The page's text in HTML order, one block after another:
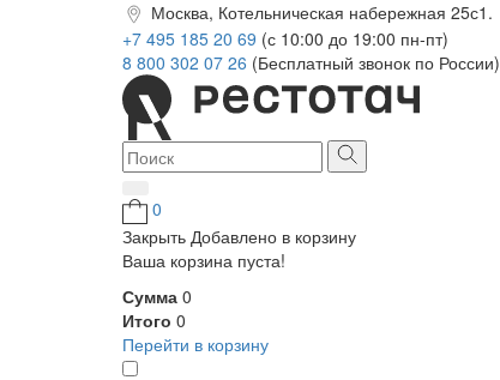
Москва, Котельническая набережная 25с1.
+7 495 185 20 69 (с 10:00 до 19:00 пн-пт)
8 800 302 07 26 (Бесплатный звонок по России)
0
Закрыть Добавлено в корзину
Ваша корзина пуста!
Сумма 0
Итого 0
Перейти в корзину